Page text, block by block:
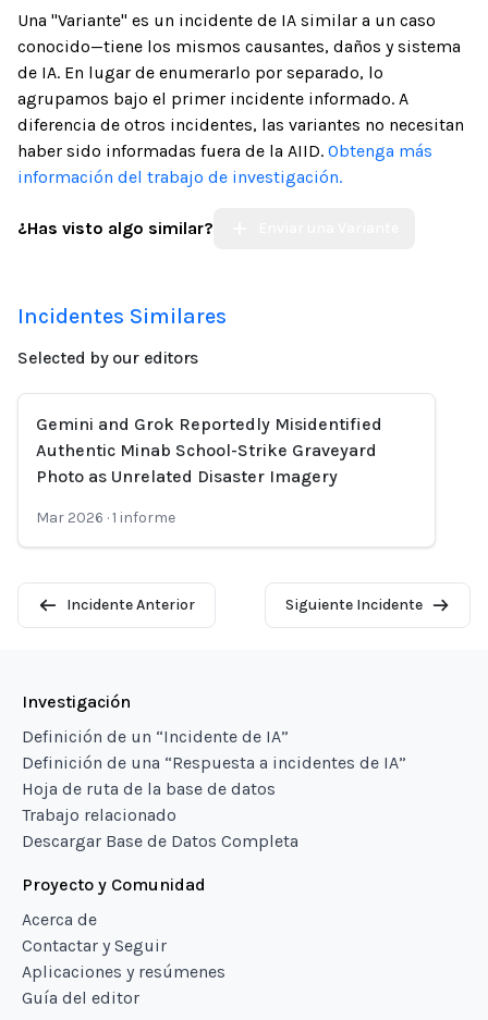
Una "Variante" es un incidente de IA similar a un caso
conocido—tiene los mismos causantes, daños y sistema
de IA. En lugar de enumerarlo por separado, lo
agrupamos bajo el primer incidente informado. A
diferencia de otros incidentes, las variantes no necesitan
haber sido informadas fuera de la AIID. Obtenga más
información del trabajo de investigación.
¿Has visto algo similar?
Incidentes Similares
Selected by our editors
Gemini and Grok Reportedly Misidentified
Authentic Minab School-Strike Graveyard
Photo as Unrelated Disaster Imagery
Mar 2026 ·1 informe
Incidente Anterior Siguiente Incidente
Investigación
Definición de un “Incidente de IA”
Definición de una “Respuesta a incidentes de IA”
Hoja de ruta de la base de datos
Trabajo relacionado
Descargar Base de Datos Completa
Proyecto y Comunidad
Acerca de
Contactar y Seguir
Aplicaciones y resúmenes
Guía del editor